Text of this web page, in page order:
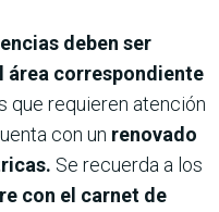
deben ser
área correspondiente
que requieren atención
con un renovado
Se recuerda a los
con el carnet de